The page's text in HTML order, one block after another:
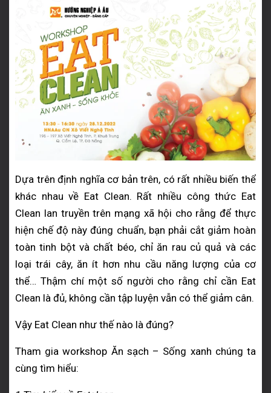
Dựa trên định nghĩa cơ bản trên, có rất nhiều biến thể
khác nhau về Eat Clean. Rất nhiều công thức Eat
Clean lan truyền trên mạng xã hội cho rằng để thực
hiện chế độ này đúng chuẩn, bạn phải cắt giảm hoàn
toàn tinh bột và chất béo, chỉ ăn rau củ quả và các
loại trái cây, ăn ít hơn nhu cầu năng lượng của cơ
thể… Thậm chí một số người cho rằng chỉ cần Eat
Clean là đủ, không cần tập luyện vẫn có thể giảm cân.
Vậy Eat Clean như thế nào là đúng?
Tham gia workshop Ăn sạch – Sống xanh chúng ta
cùng tìm hiểu: